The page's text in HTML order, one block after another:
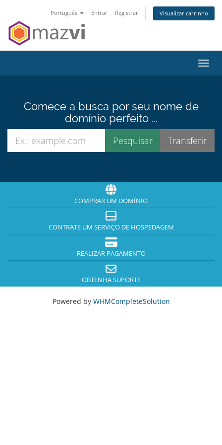
Português Entrar Registrar Visualizar carrinho
Comece a busca por seu nome de
domínio perfeito ...
COMPRAR UM DOMÍNIO
CONTRATE UM SERVIÇO DE HOSPEDAGEM
REALIZAR PAGAMENTO
OBTENHA SUPORTE
Powered by WHMCompleteSolution